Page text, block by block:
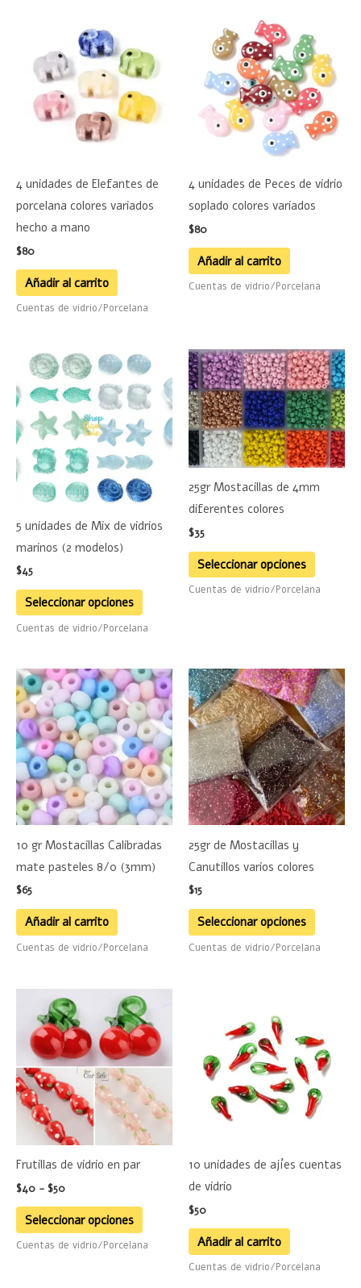
4 unidades de Elefantes de
porcelana colores variados
hecho a mano
$80
Añadir al carrito
Cuentas de vidrio/Porcelana
4 unidades de Peces de vidrio
soplado colores variados
$80
Añadir al carrito
Cuentas de vidrio/Porcelana
5 unidades de Mix de vidrios
marinos (2 modelos)
$45
Seleccionar opciones
Este
producto
tiene
múltiples
variantes.
Las
opciones
pueden
página
Cuentas de vidrio/Porcelana
25gr Mostacillas de 4mm
diferentes colores
$35
Seleccionar opciones
Este
producto
tiene
Las
opciones
elegir
en
la
Cuentas de vidrio/Porcelana
10 gr Mostacillas Calibradas
mate pasteles 8/0 (3mm)
$65
Añadir al carrito
Cuentas de vidrio/Porcelana
25gr de Mostacillas y
Canutillos varios colores
$15
Seleccionar opciones
Este
producto
tiene
Las
opciones
página
Cuentas de vidrio/Porcelana
Frutillas de vidrio en par
$40 - $50
de
precios:
desde
$40
hasta
Seleccionar opciones
Este
producto
tiene
múltiples
variantes.
Las
opciones
se
la
Cuentas de vidrio/Porcelana
10 unidades de ajíes cuentas
de vidrio
$50
Añadir al carrito
Cuentas de vidrio/Porcelana